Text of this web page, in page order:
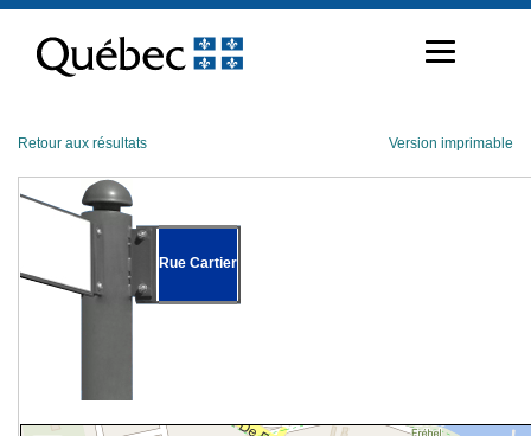
contenu
Retour aux résultats Version imprimable
Rue Cartier